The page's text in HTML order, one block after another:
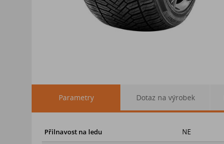
Parametry Dotaz na výrobek
Přilnavost na ledu NE